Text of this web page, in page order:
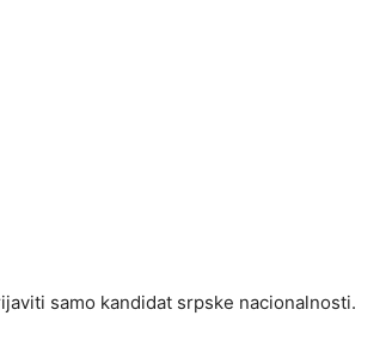
samo kandidat srpske nacionalnosti.